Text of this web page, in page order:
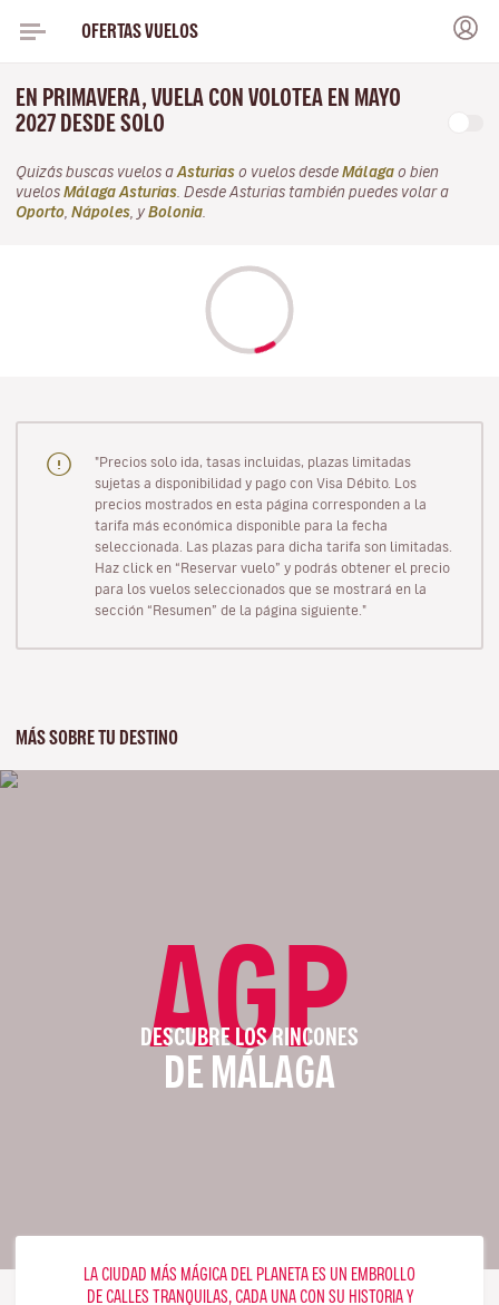
OFERTAS VUELOS
EN PRIMAVERA, VUELA CON VOLOTEA EN MAYO
2027 DESDE SOLO
Quizás buscas vuelos a Asturias o vuelos desde Málaga o bien
vuelos Málaga Asturias . Desde Asturias también puedes volar a
Oporto Nápoles , y Bolonia
"Precios solo ida, tasas incluidas, plazas limitadas
sujetas a disponibilidad y pago con Visa Débito. Los
precios mostrados en esta página corresponden a la
tarifa más económica disponible para la fecha
seleccionada. Las plazas para dicha tarifa son limitadas.
Haz click en “Reservar vuelo” y podrás obtener el precio
para los vuelos seleccionados que se mostrará en la
sección “Resumen” de la página siguiente."
MÁS SOBRE TU DESTINO
AGP
DESCUBRE LOS RINCONES
DE MÁLAGA
LA CIUDAD MÁS MÁGICA DEL PLANETA ES UN EMBROLLO
DE CALLES TRANQUILAS, CADA UNA CON SU HISTORIA Y